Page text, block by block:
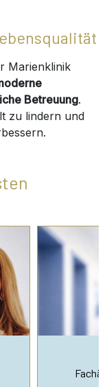
Marienklinik
Betreuung.
zu lindern und